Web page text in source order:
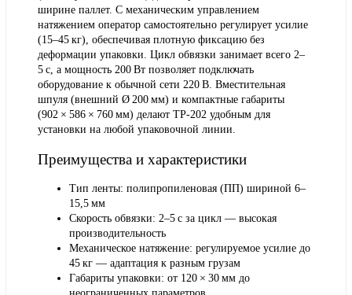
ширине паллет. С механическим управлением
натяжением оператор самостоятельно регулирует усилие
(15–45 кг), обеспечивая плотную фиксацию без
деформации упаковки. Цикл обвязки занимает всего 2–
5 с, а мощность 200 Вт позволяет подключать
оборудование к обычной сети 220 В. Вместительная
шпуля (внешний Ø 200 мм) и компактные габариты
(902 × 586 × 760 мм) делают TP‑202 удобным для
установки на любой упаковочной линии.
Преимущества и характеристики
Тип ленты: полипропиленовая (ПП) шириной 6–
15,5 мм
Скорость обвязки: 2–5 с за цикл — высокая
производительность
Механическое натяжение: регулируемое усилие до
45 кг — адаптация к разным грузам
Габариты упаковки: от 120 × 30 мм до